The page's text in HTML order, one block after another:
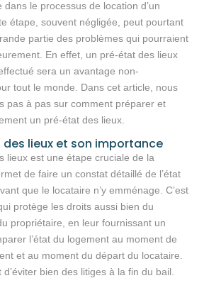
dans le processus de location d’un
étape, souvent négligée, peut pourtant
partie des problèmes qui pourraient
En effet, un pré-état des lieux
sera un avantage non-
tout le monde. Dans cet article, nous
pas à pas sur comment préparer et
un pré-état des lieux.
lieux et son importance
lieux est une étape cruciale de la
de faire un constat détaillé de l’état
que le locataire n’y emménage. C’est
protège les droits aussi bien du
propriétaire, en leur fournissant un
l’état du logement au moment de
et au moment du départ du locataire.
bien des litiges à la fin du bail.